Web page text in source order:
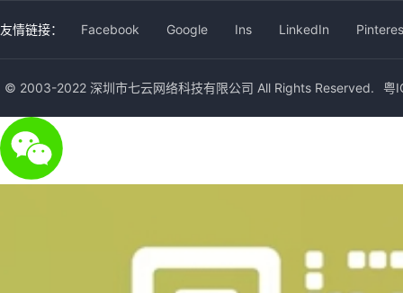
友情链接： Facebook Google Ins LinkedIn
© 2003-2022 深圳市七云网络科技有限公司 All Rights Reserved. 粤